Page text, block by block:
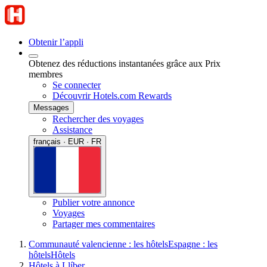
Obtenir l’appli
Obtenez des réductions instantanées grâce aux Prix
membres
Se connecter
Découvrir Hotels.com Rewards
Messages
Rechercher des voyages
Assistance
français · EUR · FR
Publier votre annonce
Voyages
Partager mes commentaires
Communauté valencienne : les hôtelsEspagne : les
hôtelsHôtels